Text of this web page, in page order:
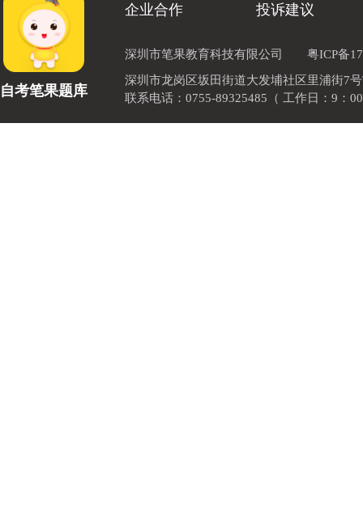
自考笔果题库
企业合作 投诉建议
深圳市笔果教育科技有限公司
粤ICP备
深圳市龙岗区坂田街道大发埔社区里浦街7
联系电话：0755-89325485（ 工作日：9：